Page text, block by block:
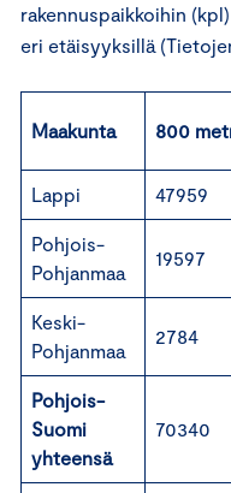
rakennuspaikkoihin
eri etäisyyksillä
Maakunta 800
Lappi 47959
Pohjois-
Pohjanmaa
19597
Keski-
Pohjanmaa
2784
Pohjois-
Suomi
yhteensä
70340